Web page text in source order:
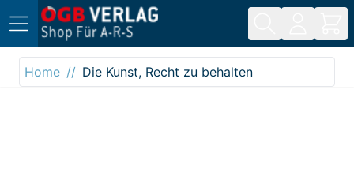
Direkt zum Inhalt
Home
Die Kunst, Recht zu behalten